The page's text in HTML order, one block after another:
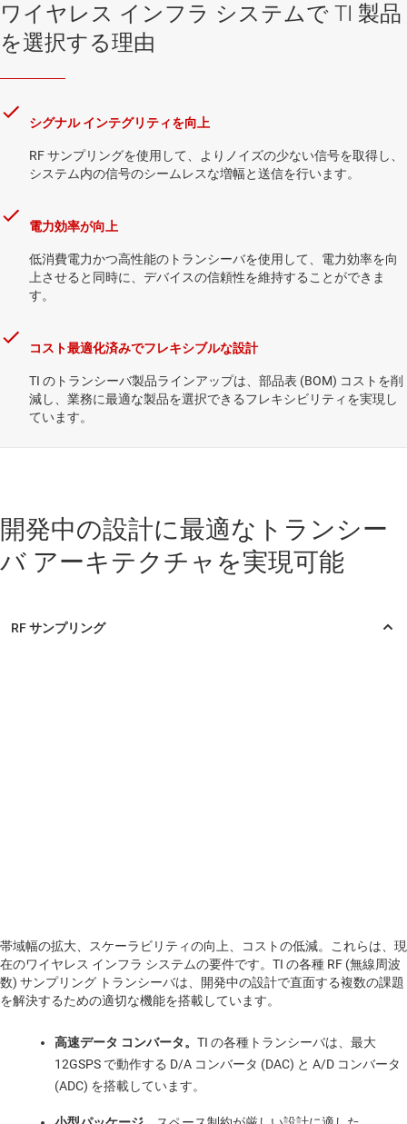
ワイヤレス インフラ システムで TI 製品
を選択する理由
シグナル インテグリティを向上
RF サンプリングを使用して、よりノイズの少ない信号を取得し、
システム内の信号のシームレスな増幅と送信を行います。
電力効率が向上
低消費電力かつ高性能のトランシーバを使用して、電力効率を向
上させると同時に、デバイスの信頼性を維持することができま
す。
コスト最適化済みでフレキシブルな設計
TI のトランシーバ製品ラインアップは、部品表 (BOM) コストを削
減し、業務に最適な製品を選択できるフレキシビリティを実現し
ています。
開発中の設計に最適なトランシー
バ アーキテクチャを実現可能
帯域幅の拡大、スケーラビリティの向上、コストの低減。これらは、現
在のワイヤレス インフラ システムの要件です。TI の各種 RF (無線周波
数) サンプリング トランシーバは、開発中の設計で直面する複数の課題
を解決するための適切な機能を搭載しています。
高速データ コンバータ。 TI の各種トランシーバは、最大
12GSPS で動作する D/A コンバータ (DAC) と A/D コンバータ
(ADC) を搭載しています。